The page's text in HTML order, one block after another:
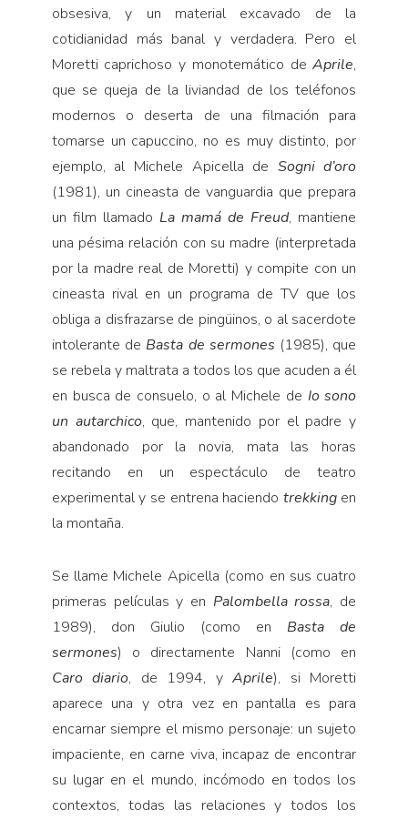
obsesiva, y un material excavado de la
cotidianidad más banal y verdadera. Pero el
Moretti caprichoso y monotemático deAprile,
que se queja de la liviandad de los teléfonos
modernos o deserta de una filmación para
tomarse un capuccino, no es muy distinto, por
ejemplo, al Michele Apicella de Sogni d’oro
(1981), un cineasta de vanguardia que prepara
un film llamado La mamá de Freud, mantiene
una pésima relación con su madre (interpretada
por la madre real de Moretti) y compite con un
cineasta rival en un programa de TV que los
obliga a disfrazarse de pingüinos, o al sacerdote
intolerante de Basta de sermones (1985), que
se rebela y maltrata a todos los que acuden a él
en busca de consuelo, o al Michele de Io sono
un autarchico, que, mantenido por el padre y
abandonado por la novia, mata las horas
recitando en un espectáculo de teatro
experimental y se entrena haciendo trekking en
la montaña.
Se llame Michele Apicella (como en sus cuatro
primeras películas y en Palombella rossa, de
1989), don Giulio (como en Basta de
sermones) o directamente Nanni (como en
Caro diario, de 1994, yAprile), si Moretti
aparece una y otra vez en pantalla es para
encarnar siempre el mismo personaje: un sujeto
impaciente, en carne viva, incapaz de encontrar
su lugar en el mundo, incómodo en todos los
contextos, todas las relaciones y todos los